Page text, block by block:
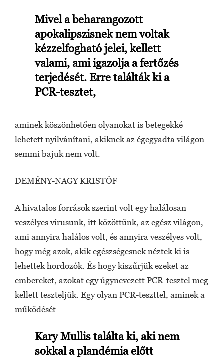
Mivel a beharangozott
apokalipszisnek nem voltak
kézzelfogható jelei, kellett
valami, ami igazolja a fertőzés
terjedését. Erre találták ki a
PCR-tesztet,
aminek köszönhetően olyanokat is betegekké
lehetett nyilvánítani, akiknek az égegyadta világon
semmi bajuk nem volt.
DEMÉNY-NAGY KRISTÓF
A hivatalos források szerint volt egy halálosan
veszélyes vírusunk, itt közöttünk, az egész világon,
ami annyira halálos volt, és annyira veszélyes volt,
hogy még azok, akik egészségesnek néztek ki is
lehettek hordozók. És hogy kiszűrjük ezeket az
embereket, azokat egy úgynevezett PCR-tesztel meg
kellett teszteljük. Egy olyan PCR-teszttel, aminek a
működését
Kary Mullis találta ki, aki nem
sokkal a plandémia előtt